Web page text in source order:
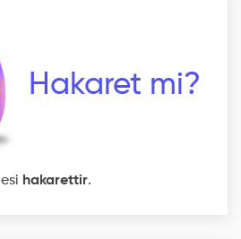
Hakaret mi?
hakarettir.